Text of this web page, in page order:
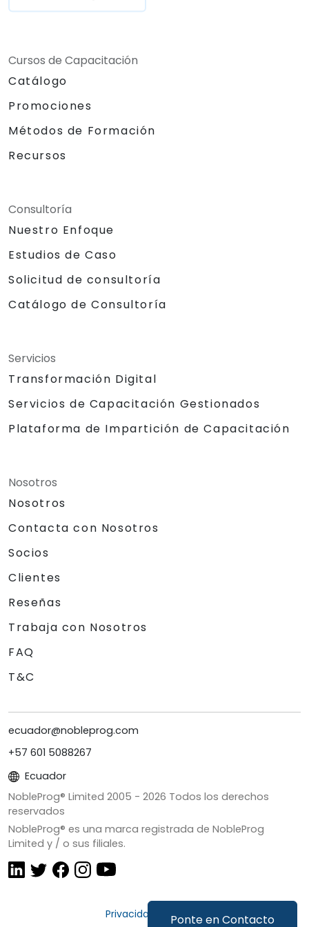
Ponte en Contacto
Cursos de Capacitación
Catálogo
Promociones
Métodos de Formación
Recursos
Consultoría
Nuestro Enfoque
Estudios de Caso
Solicitud de consultoría
Catálogo de Consultoría
Servicios
Transformación Digital
Servicios de Capacitación Gestionados
Plataforma de Impartición de Capacitación
Nosotros
Nosotros
Contacta con Nosotros
Socios
Clientes
Reseñas
Trabaja con Nosotros
FAQ
T&C
ecuador@nobleprog.com
+57 601 5088267
Ecuador
NobleProg® Limited 2005 - 2026 Todos los derechos
reservados
NobleProg® es una marca registrada de NobleProg
Limited y / o sus filiales.
Privacidad y Cookies